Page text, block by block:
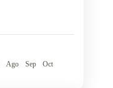
Ago Sep
Oct